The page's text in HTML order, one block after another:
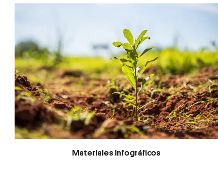
Materiales Infográficos